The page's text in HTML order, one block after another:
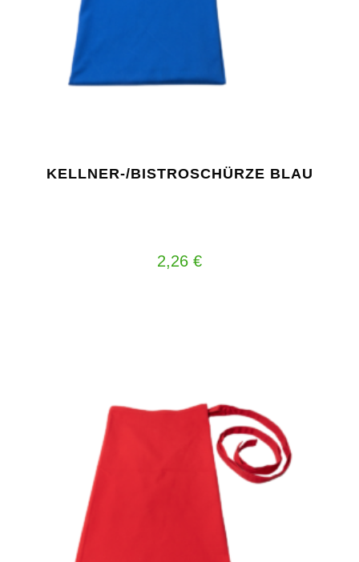
KELLNER-/BISTROSCHÜRZE BLAU
2,26 €